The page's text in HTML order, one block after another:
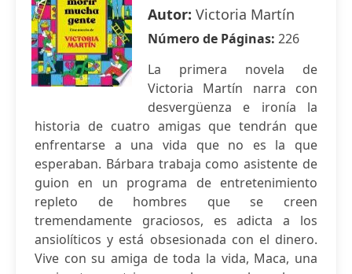
Autor: Victoria Martín
Número de Páginas: 226
La primera novela de
Victoria Martín narra con
desvergüenza e ironía la
historia de cuatro amigas que tendrán que
enfrentarse a una vida que no es la que
esperaban. Bárbara trabaja como asistente de
guion en un programa de entretenimiento
repleto de hombres que se creen
tremendamente graciosos, es adicta a los
ansiolíticos y está obsesionada con el dinero.
Vive con su amiga de toda la vida, Maca, una